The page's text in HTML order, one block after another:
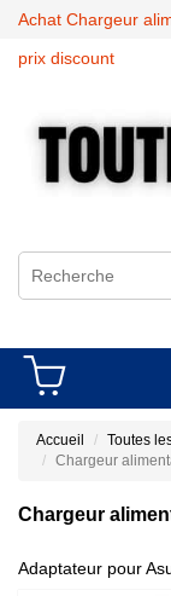
Achat Chargeur
prix discount
Accueil Toutes
Chargeur
Chargeur
Adaptateur pour